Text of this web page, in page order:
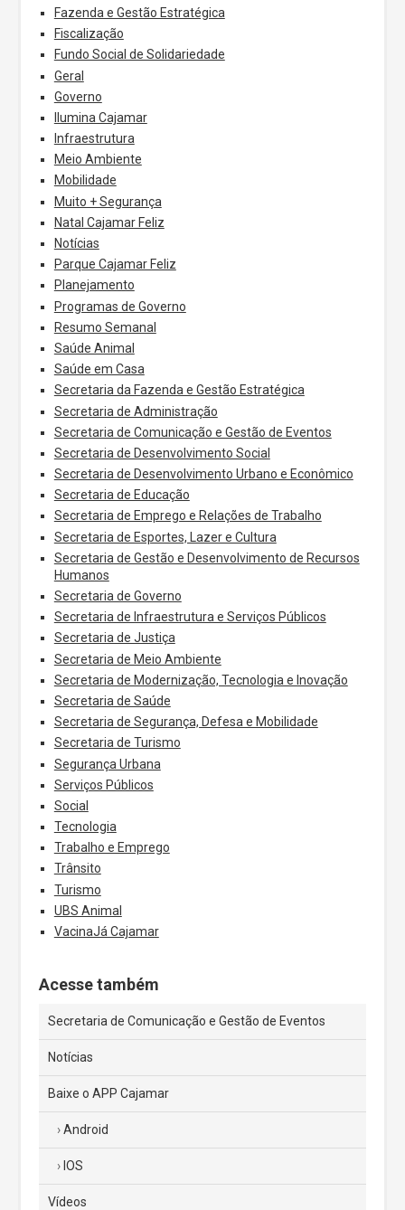
Fazenda e Gestão Estratégica
Fiscalização
Fundo Social de Solidariedade
Geral
Governo
Ilumina Cajamar
Infraestrutura
Meio Ambiente
Mobilidade
Muito + Segurança
Natal Cajamar Feliz
Notícias
Parque Cajamar Feliz
Planejamento
Programas de Governo
Resumo Semanal
Saúde Animal
Saúde em Casa
Secretaria da Fazenda e Gestão Estratégica
Secretaria de Administração
Secretaria de Comunicação e Gestão de Eventos
Secretaria de Desenvolvimento Social
Secretaria de Desenvolvimento Urbano e Econômico
Secretaria de Educação
Secretaria de Emprego e Relações de Trabalho
Secretaria de Esportes, Lazer e Cultura
Secretaria de Gestão e Desenvolvimento de Recursos
Humanos
Secretaria de Governo
Secretaria de Infraestrutura e Serviços Públicos
Secretaria de Justiça
Secretaria de Meio Ambiente
Secretaria de Modernização, Tecnologia e Inovação
Secretaria de Saúde
Secretaria de Segurança, Defesa e Mobilidade
Secretaria de Turismo
Segurança Urbana
Serviços Públicos
Social
Tecnologia
Trabalho e Emprego
Trânsito
Turismo
UBS Animal
VacinaJá Cajamar
Acesse também
Secretaria de Comunicação e Gestão de Eventos
Notícias
Baixe o APP Cajamar
Android
IOS
Vídeos